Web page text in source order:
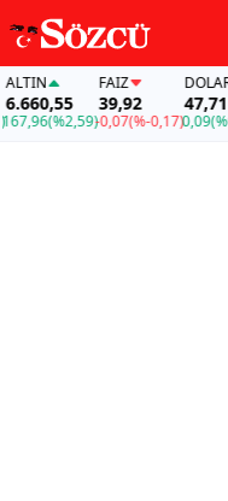
(%2,59)
FAİZ
39,92
-0,07(%-0,17)
DOLAR
47,71
0,09